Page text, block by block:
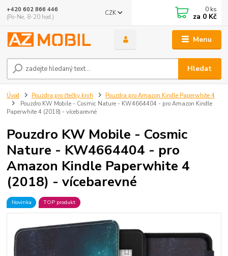
Menu
CZK
Hledat
+420 602 866 446
(Po-Ne, 8-20 hod.)
0 ks
za 0 Kč
Úvod Pouzdra pro čtečky knih
Pouzdra pro Amazon Kindle Paperwhite 4
Pouzdro KW Mobile - Cosmic Nature - KW4664404 - pro Amazon Kindle
Paperwhite 4 (2018) - vícebarevné
Pouzdro KW Mobile - Cosmic
Nature - KW4664404 - pro
Amazon Kindle Paperwhite 4
(2018) - vícebarevné
Novinka TOP produkt